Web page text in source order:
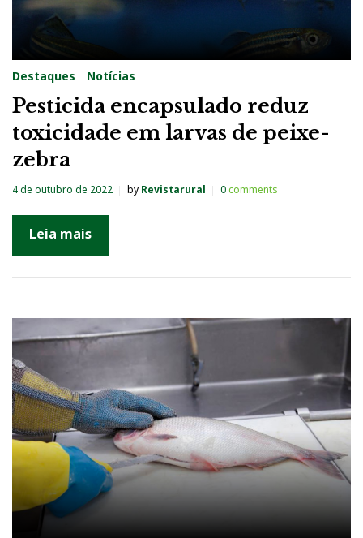
Destaques Notícias
Pesticida encapsulado reduz
toxicidade em larvas de peixe-
zebra
4 de outubro de 2022 by Revistarural 0comments
Leia mais